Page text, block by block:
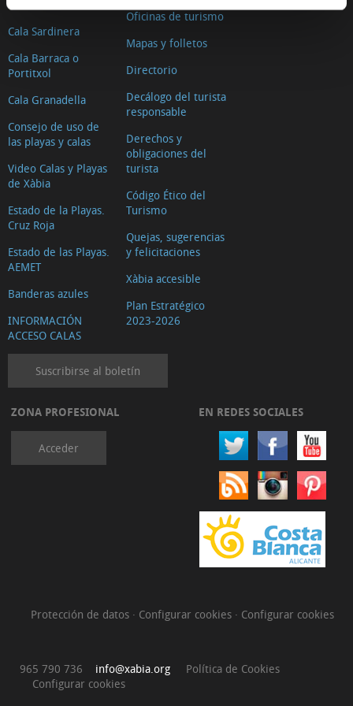
Cala Blanca
Cala Sardinera
Cala Barraca o
Portitxol
Cala Granadella
Consejo de uso de
las playas y calas
Video Calas y Playas
de Xàbia
Estado de la Playas.
Cruz Roja
Estado de las Playas.
AEMET
Banderas azules
INFORMACIÓN
ACCESO CALAS
Oficinas de turismo
Mapas y folletos
Directorio
Decálogo del turista
responsable
Derechos y
obligaciones del
turista
Código Ético del
Turismo
Quejas, sugerencias
y felicitaciones
Xàbia accesible
Plan Estratégico
2023-2026
Suscribirse al boletín
ZONA PROFESIONAL
Acceder
EN REDES SOCIALES
Protección de datos · Configurar cookies · Configurar cookies
965 790 736 info@xabia.org
Política de Cookies
Configurar cookies